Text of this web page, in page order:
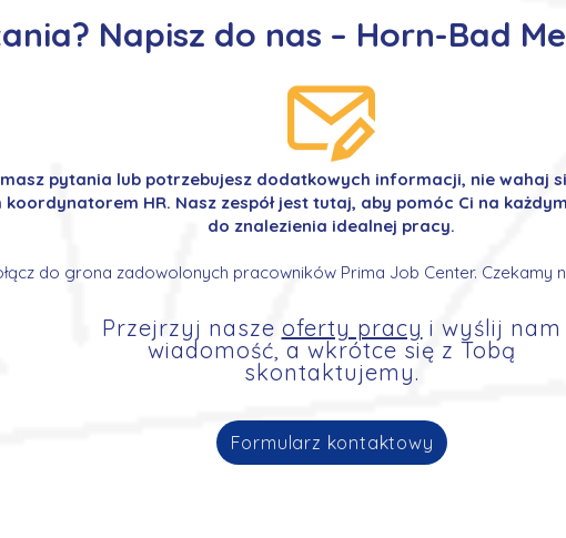
Napisz do nas – Horn-Bad
pytania lub potrzebujesz dodatkowych informacji, nie wahaj
koordynatorem HR. Nasz zespół jest tutaj, aby pomóc Ci na
do znalezienia idealnej pracy.
do grona zadowolonych pracowników Prima Job Center. Czekamy
Przejrzyj nasze oferty pracy i wyślij nam
wiadomość, a wkrótce się z Tobą
skontaktujemy.
Formularz kontaktowy